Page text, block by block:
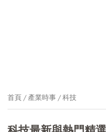
首頁 產業時事 科技